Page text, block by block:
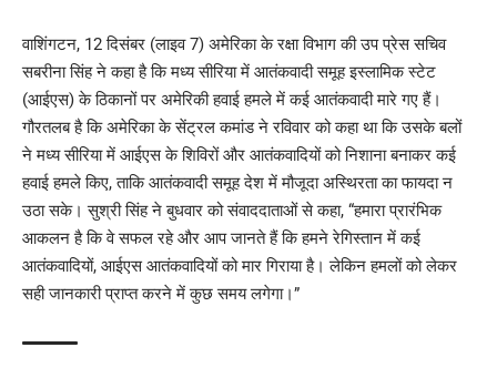
वाशिंगटन, 12 दिसंबर (लाइव 7) अमेरिका के रक्षा विभाग की उप प्रेस सचिव
सबरीना सिंह ने कहा है कि मध्य सीरिया में आतंकवादी समूह इस्लामिक स्टेट
(आईएस) के ठिकानों पर अमेरिकी हवाई हमले में कई आतंकवादी मारे गए हैं।
गौरतलब है कि अमेरिका के सेंट्रल कमांड ने रविवार को कहा था कि उसके बलों
ने मध्य सीरिया में आईएस के शिविरों और आतंकवादियों को निशाना बनाकर कई
हवाई हमले किए, ताकि आतंकवादी समूह देश में मौजूदा अस्थिरता का फायदा न
उठा सके। सुश्री सिंह ने बुधवार को संवाददाताओं से कहा, “हमारा प्रारंभिक
आकलन है कि वे सफल रहे और आप जानते हैं कि हमने रेगिस्तान में कई
आतंकवादियों, आईएस आतंकवादियों को मार गिराया है। लेकिन हमलों को लेकर
सही जानकारी प्राप्त करने में कुछ समय लगेगा।”